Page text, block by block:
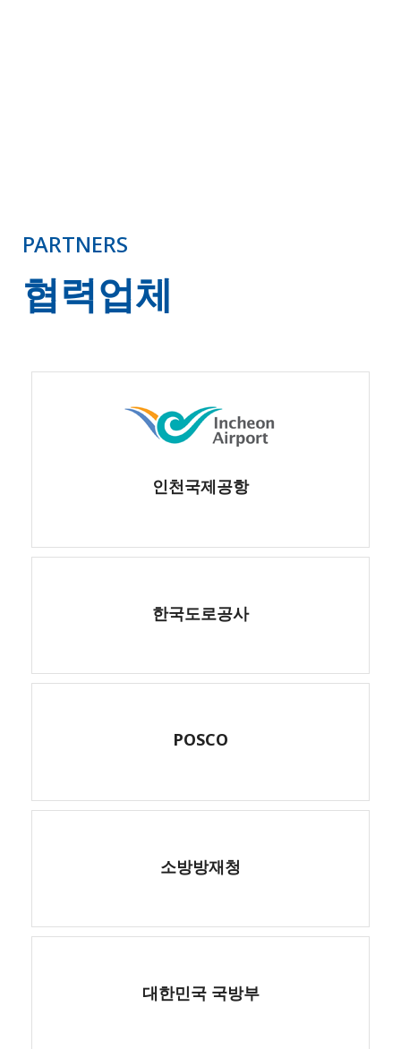
PARTNERS
협력업체
인천국제공항
한국도로공사
POSCO
소방방재청
대한민국 국방부